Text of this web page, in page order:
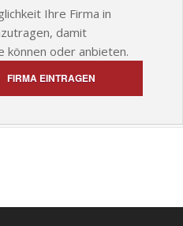
Ihre Firma in
damit
können oder anbieten.
FIRMA EINTRAGEN